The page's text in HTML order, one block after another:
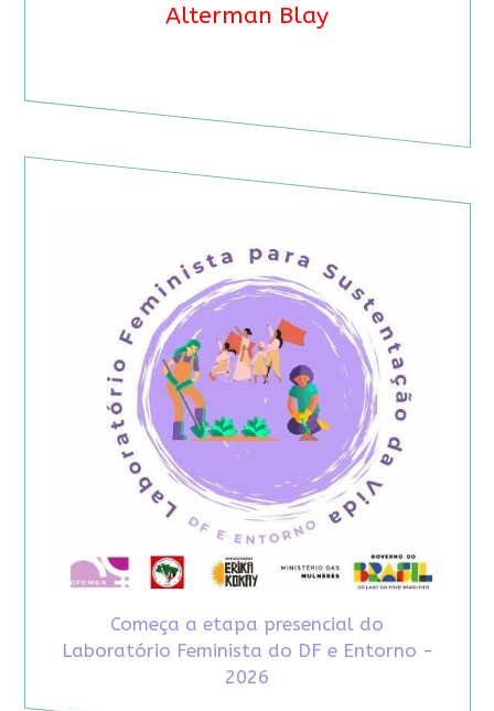
Alterman Blay
Começa a etapa presencial do
Laboratório Feminista do DF e Entorno -
2026